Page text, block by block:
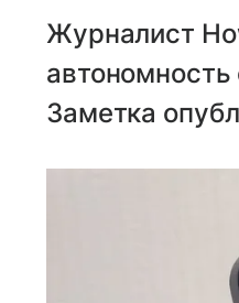
Журналист
Заметка